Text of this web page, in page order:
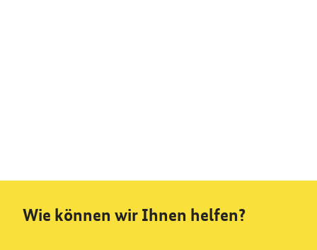
Wie können wir Ihnen helfen?